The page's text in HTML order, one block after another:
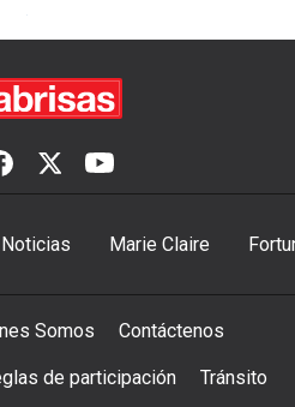
Noticias Marie Claire
Somos Contáctenos
de participación Tránsito